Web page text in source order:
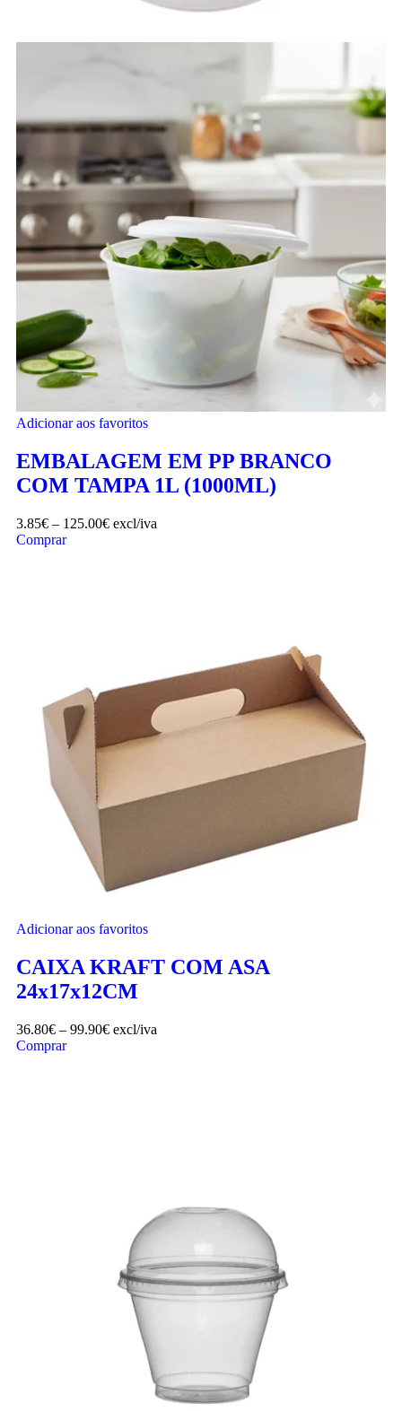
Adicionar aos favoritos
EMBALAGEM EM PP BRANCO
COM TAMPA 1L (1000ML)
3.85€ – 125.00€ excl/iva
Comprar
Adicionar aos favoritos
CAIXA KRAFT COM ASA
24x17x12CM
36.80€ – 99.90€ excl/iva
Comprar